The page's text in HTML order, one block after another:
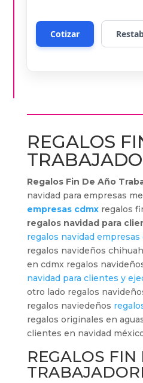
REGALOS
Regalos Fin De Año
navidad para empresas
empresas cdmxregalos
regalos navidad para
regalos navidad empresas
regalos navideños
en cdmx regalos
navidad para clientes y
otro lado regalos
regalos naviedeños
regalos originales en
clientes en navidad
REGALOS FIN